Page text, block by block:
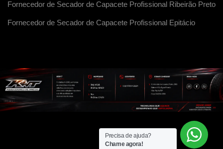
Fornecedor de Secador de Capacete Profissional Ribeirão Preto
Fornecedor de Secador de Capacete Profissional Epitácio
Precisa de ajuda?
Chame agora!